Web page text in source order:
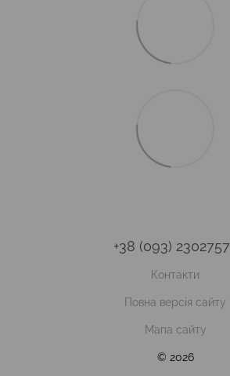
+38 (093) 2302757
Контакти
Повна версія сайту
Мапа сайту
© 2026